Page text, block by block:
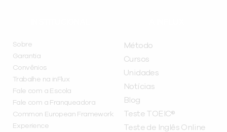
Sobre
Garantia
Convênios
Trabalhe na inFlux
Fale com a Escola
Fale com a Franqueadora
Common European Framework
Experience
Método
Cursos
Unidades
Notícias
Blog
Teste TOEIC®
Teste de Inglês Online